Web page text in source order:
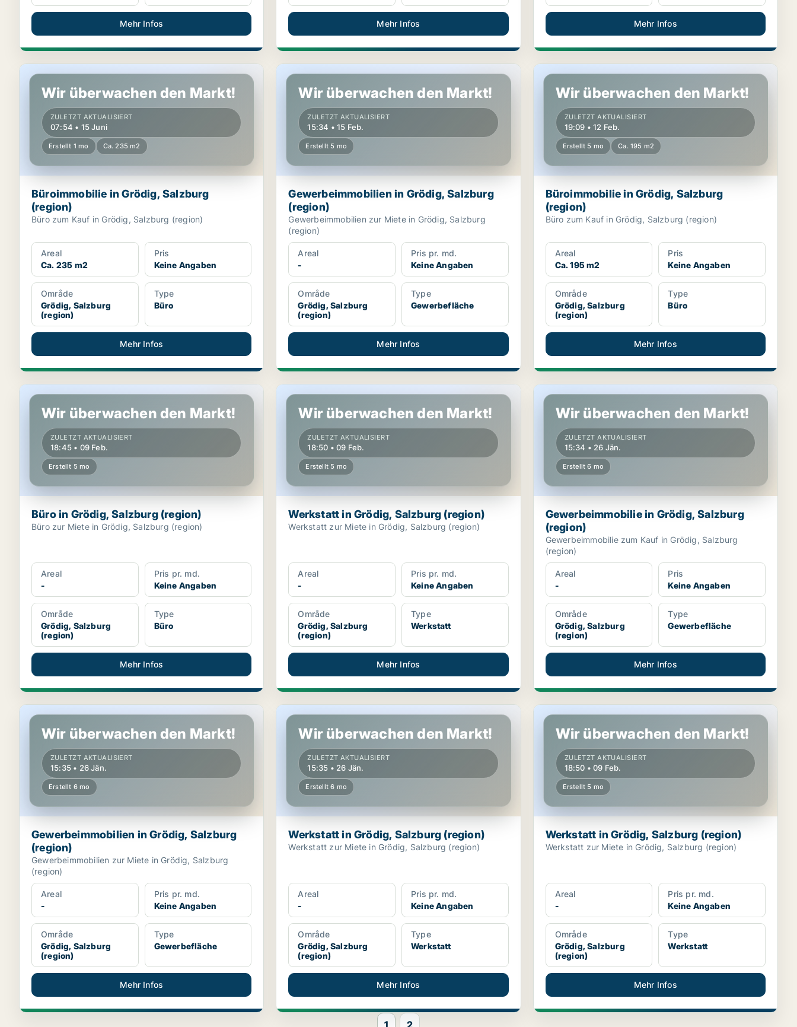
Mehr Infos Mehr Infos Mehr Infos
Büroimmobilie in Grödig, Salzburg (region)
Wir überwachen den Markt!
ZULETZT AKTUALISIERT
07:54 • 15 Juni
Erstellt 1 mo Ca. 235 m2
Büroimmobilie in Grödig, Salzburg
(region)
Büro zum Kauf in Grödig, Salzburg (region)
Areal
Ca. 235 m2
Pris
Keine Angaben
Område
Grödig, Salzburg
(region)
Type
Büro
Mehr Infos
Gewerbeimmobilien in Grödig, Salzburg (region)
Wir überwachen den Markt!
ZULETZT AKTUALISIERT
15:34 • 15 Feb.
Erstellt 5 mo
Gewerbeimmobilien in Grödig, Salzburg
(region)
Gewerbeimmobilien zur Miete in Grödig, Salzburg
(region)
Areal
-
Pris pr. md.
Keine Angaben
Område
Grödig, Salzburg
(region)
Type
Gewerbefläche
Mehr Infos
Büroimmobilie in Grödig, Salzburg (region)
Wir überwachen den Markt!
ZULETZT AKTUALISIERT
19:09 • 12 Feb.
Erstellt 5 mo Ca. 195 m2
Büroimmobilie in Grödig, Salzburg
(region)
Büro zum Kauf in Grödig, Salzburg (region)
Areal
Ca. 195 m2
Pris
Keine Angaben
Område
Grödig, Salzburg
(region)
Type
Büro
Mehr Infos
Büro in Grödig, Salzburg (region)
Wir überwachen den Markt!
ZULETZT AKTUALISIERT
18:45 • 09 Feb.
Erstellt 5 mo
Büro in Grödig, Salzburg (region)
Büro zur Miete in Grödig, Salzburg (region)
Areal
-
Pris pr. md.
Keine Angaben
Område
Grödig, Salzburg
(region)
Type
Büro
Mehr Infos
Werkstatt in Grödig, Salzburg (region)
Wir überwachen den Markt!
ZULETZT AKTUALISIERT
18:50 • 09 Feb.
Erstellt 5 mo
Werkstatt in Grödig, Salzburg (region)
Werkstatt zur Miete in Grödig, Salzburg (region)
Areal
-
Pris pr. md.
Keine Angaben
Område
Grödig, Salzburg
(region)
Type
Werkstatt
Mehr Infos
Gewerbeimmobilie in Grödig, Salzburg (region)
Wir überwachen den Markt!
ZULETZT AKTUALISIERT
15:34 • 26 Jän.
Erstellt 6 mo
Gewerbeimmobilie in Grödig, Salzburg
(region)
Gewerbeimmobilie zum Kauf in Grödig, Salzburg
(region)
Areal
-
Pris
Keine Angaben
Område
Grödig, Salzburg
(region)
Type
Gewerbefläche
Mehr Infos
Gewerbeimmobilien in Grödig, Salzburg (region)
Wir überwachen den Markt!
ZULETZT AKTUALISIERT
15:35 • 26 Jän.
Erstellt 6 mo
Gewerbeimmobilien in Grödig, Salzburg
(region)
Gewerbeimmobilien zur Miete in Grödig, Salzburg
(region)
Areal
-
Pris pr. md.
Keine Angaben
Område
Grödig, Salzburg
(region)
Type
Gewerbefläche
Mehr Infos
Werkstatt in Grödig, Salzburg (region)
Wir überwachen den Markt!
ZULETZT AKTUALISIERT
15:35 • 26 Jän.
Erstellt 6 mo
Werkstatt in Grödig, Salzburg (region)
Werkstatt zur Miete in Grödig, Salzburg (region)
Areal
-
Pris pr. md.
Keine Angaben
Område
Grödig, Salzburg
(region)
Type
Werkstatt
Mehr Infos
Werkstatt in Grödig, Salzburg (region)
Wir überwachen den Markt!
ZULETZT AKTUALISIERT
18:50 • 09 Feb.
Erstellt 5 mo
Werkstatt in Grödig, Salzburg (region)
Werkstatt zur Miete in Grödig, Salzburg (region)
Areal
-
Pris pr. md.
Keine Angaben
Område
Grödig, Salzburg
(region)
Type
Werkstatt
Mehr Infos
1 2